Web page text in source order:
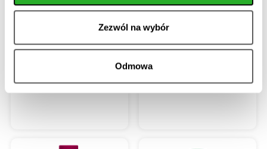
Zezwól na wybór
Odmowa
OSHEE Vitamin Lemonade
fruktozowego
bez konserwantów
OSHEE Vitamin Lemonade
fruktozowego
bez sztucznych aromatów